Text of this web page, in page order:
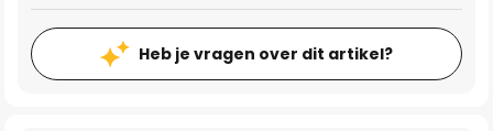
Heb je vragen over dit artikel?